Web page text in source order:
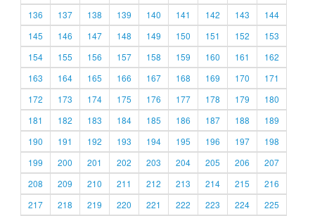
136
137 138 139 140 141 142 143
144
145
146 147 148 149 150 151 152
153
154
155 156 157 158 159 160 161
162
163
164 165 166 167 168 169 170
171
172
173 174 175 176 177 178 179
180
181
182 183 184 185 186 187 188
189
190
191 192 193 194 195 196 197
198
199
200 201 202 203 204 205 206
207
208
209 210 211 212 213 214 215
216
217
218 219 220 221 222 223 224
225